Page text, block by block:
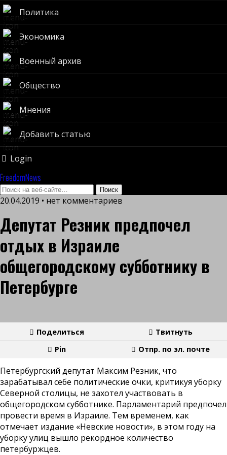
Политика
Экономика
Военный архив
Общество
Мнения
Добавить статью
Login
FreedomNews
20.04.2019 • нет комментариев
Депутат Резник предпочел
отдых в Израиле
общегородскому субботнику в
Петербурге
Поделиться
Твитнуть
Pin
Отпр. по эл. почте
Петербургский депутат Максим Резник, что
зарабатывал себе политические очки, критикуя уборку
Северной столицы, не захотел участвовать в
общегородском субботнике. Парламентарий предпочел
провести время в Израиле. Тем временем, как
отмечает издание «Невские новости», в этом году на
уборку улиц вышло рекордное количество
петербуржцев.